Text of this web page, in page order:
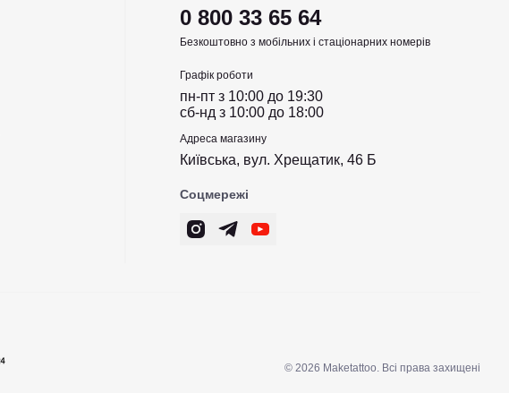
0 800 33 65 64
Безкоштовно з мобільних і стаціонарних номерів
Графік роботи
пн-пт з 10:00 до 19:30
сб-нд з 10:00 до 18:00
Адреса магазину
Київська, вул. Хрещатик, 46 Б
Соцмережі
© 2026 Maketattoo. Всі права захищені